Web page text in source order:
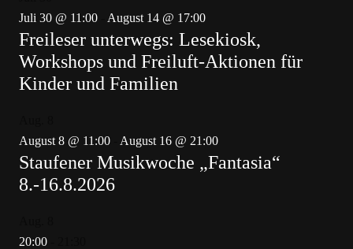
Juli 30 @ 11:00
August 14 @ 17:00
Freileser unterwegs: Lesekiosk,
Workshops und Freiluft-Aktionen für
Kinder und Familien
August 8 @ 11:00
August 16 @ 21:00
Staufener Musikwoche „Fantasia“
8.-16.8.2026
20:00